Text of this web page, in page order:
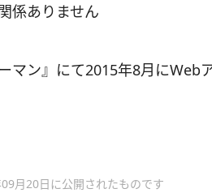
係ありません
マン』にて2015年8月にWeb
月20日に公開されたものです